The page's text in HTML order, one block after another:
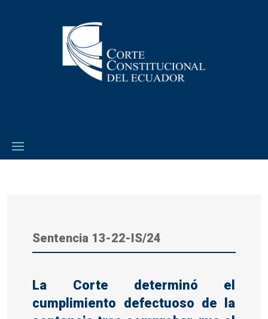
Sentencia 13-22-IS/24
La Corte determinó el
cumplimiento defectuoso de la